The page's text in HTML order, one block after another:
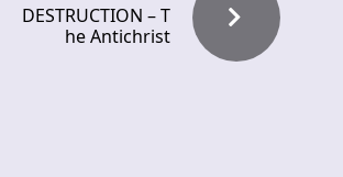
DESTRUCTION – T
he Antichrist